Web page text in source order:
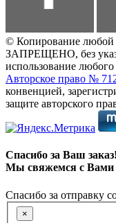
© Копирование
ЗАПРЕЩЕНО, без
использование любого
Авторское право №
конвенцией,
защите авторского
Спасибо за Ваш заказ!
Мы свяжемся с Вами
Спасибо за отправку
×